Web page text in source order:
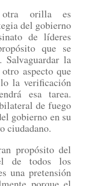
orilla es
del gobierno
de líderes
que se
Salvaguardar la
aspecto que
la verificación
esa tarea.
de fuego
gobierno en su
ciudadano.
propósito del
de todos los
una pretensión